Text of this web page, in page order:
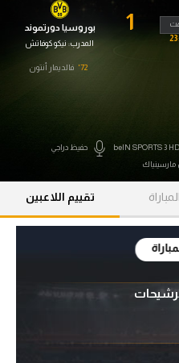
بوروسيا دورتموند
المدرب: نيكو كوفاتش
72' فالديمار أنتون
1
beIN SPORTS 3 HD
حفيظ دراجي
تقييم اللاعبين